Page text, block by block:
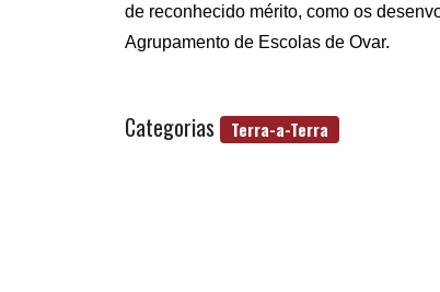
de reconhecido mérito, como os
Agrupamento de Escolas de Ovar.
Categorias Terra-a-Terra